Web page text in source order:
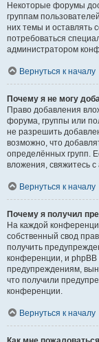
Некоторые форумы
группам
них темы и оставлять
потребоваться
администратором
Вернуться к началу
Почему я не могу
Право добавления
форума, группы или
не разрешить
возможно, что
определённых групп.
вложения, свяжитесь
Вернуться к началу
Почему я получил
На каждой
собственный свод
получить
конференции, и phpBB
предупреждениям,
что получили
конференции.
Вернуться к началу